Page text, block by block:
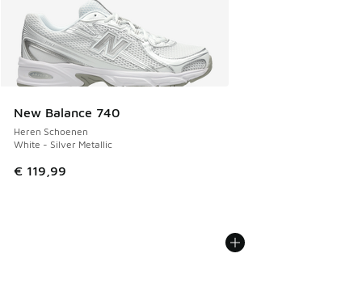
New Balance 740
Heren Schoenen
White - Silver Metallic
€ 119,99